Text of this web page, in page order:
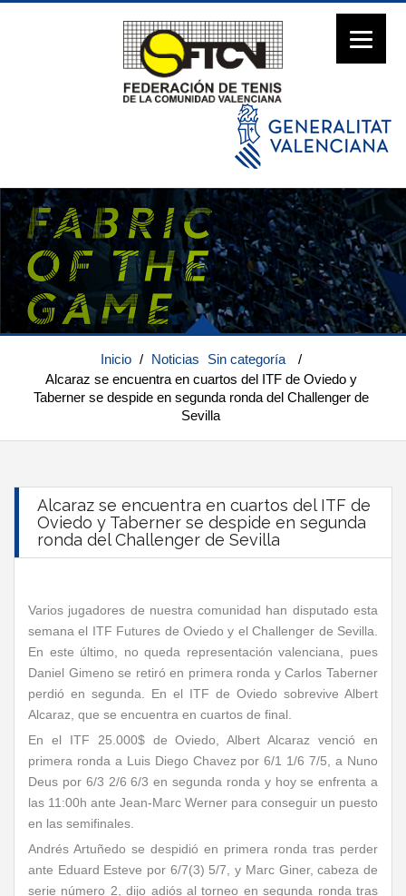
Inicio / Noticias Sin categoría
/
Alcaraz se encuentra en cuartos del ITF de Oviedo y
Taberner se despide en segunda ronda del Challenger de
Sevilla
Alcaraz se encuentra en cuartos del ITF de
Oviedo y Taberner se despide en segunda
ronda del Challenger de Sevilla
Varios jugadores de nuestra comunidad han disputado esta
semana el ITF Futures de Oviedo y el Challenger de Sevilla.
En este último, no queda representación valenciana, pues
Daniel Gimeno se retiró en primera ronda y Carlos Taberner
perdió en segunda. En el ITF de Oviedo sobrevive Albert
Alcaraz, que se encuentra en cuartos de final.
En el ITF 25.000$ de Oviedo, Albert Alcaraz venció en
primera ronda a Luis Diego Chavez por 6/1 1/6 7/5, a Nuno
Deus por 6/3 2/6 6/3 en segunda ronda y hoy se enfrenta a
las 11:00h ante Jean-Marc Werner para conseguir un puesto
en las semifinales.
Andrés Artuñedo se despidió en primera ronda tras perder
ante Eduard Esteve por 6/7(3) 5/7, y Marc Giner, cabeza de
serie número 2, dijo adiós al torneo en segunda ronda tras